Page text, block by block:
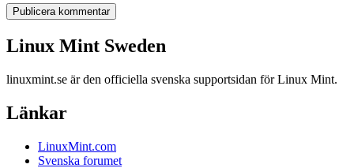
Linux Mint Sweden
linuxmint.se är den officiella svenska supportsidan för Linux Mint.
Länkar
LinuxMint.com
Svenska forumet